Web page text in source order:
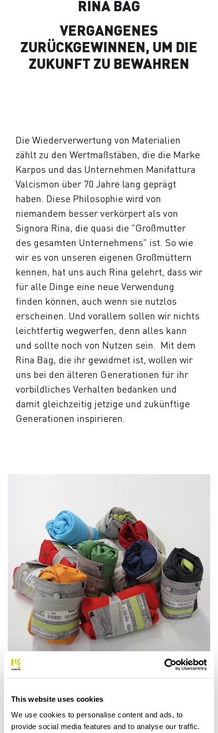
This website uses cookies
We use cookies to personalise content and ads, to
provide social media features and to analyse our traffic.
RINA BAG
VERGANGENES
ZURÜCKGEWINNEN, UM DIE
ZUKUNFT ZU BEWAHREN
Die Wiederverwertung von Materialien
zählt zu den Wertmaßstäben, die die Marke
Karpos und das Unternehmen Manifattura
Valcismon über 70 Jahre lang geprägt
haben. Diese Philosophie wird von
niemandem besser verkörpert als von
Signora Rina, die quasi die "Großmutter
des gesamten Unternehmens" ist. So wie
wir es von unseren eigenen Großmüttern
kennen, hat uns auch Rina gelehrt, dass wir
für alle Dinge eine neue Verwendung
finden können, auch wenn sie nutzlos
erscheinen. Und vorallem sollen wir nichts
leichtfertig wegwerfen, denn alles kann
und sollte noch von Nutzen sein. Mit dem
Rina Bag, die ihr gewidmet ist, wollen wir
uns bei den älteren Generationen für ihr
vorbildliches Verhalten bedanken und
damit gleichzeitig jetzige und zukünftige
Generationen inspirieren.
Für die Herstellung dieser ersten 2.000
Rina Bags haben wir daher Stoffe und